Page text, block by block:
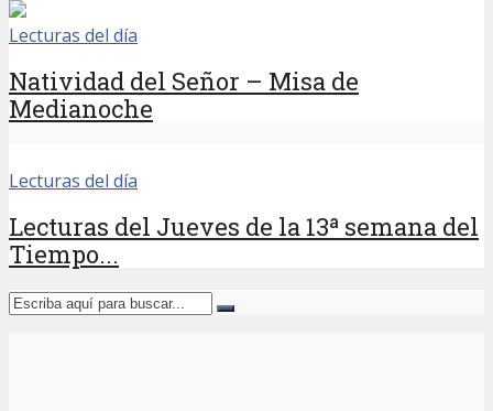
Lecturas del día
Natividad del Señor – Misa de
Medianoche
Lecturas del día
Lecturas del Jueves de la 13ª semana del
Tiempo...